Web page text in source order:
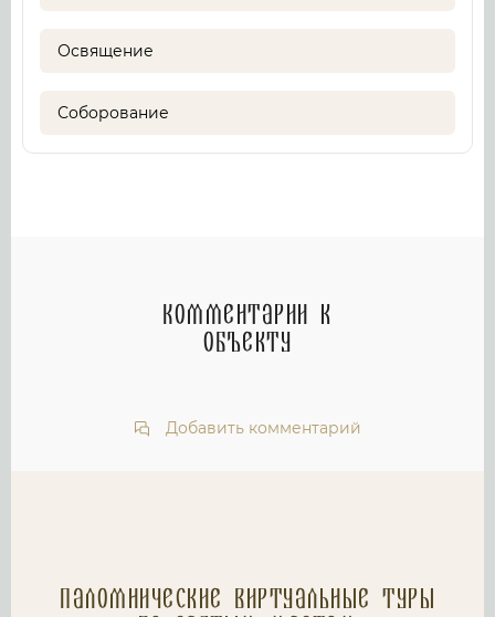
Освящение
Соборование
Комментарии к
объекту
Добавить комментарий
Паломнические Виртуальные туры